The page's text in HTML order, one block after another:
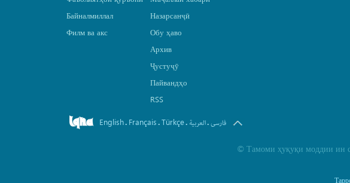
Байналмиллал
Филм ва акс
Назарсанҷӣ
Обу ҳаво
Архив
Ҷустуҷӯ
Пайвандҳо
RSS
English. Français.Türkçe. العربیة.فارسی
© Тамоми ҳуқуқи моддии ин